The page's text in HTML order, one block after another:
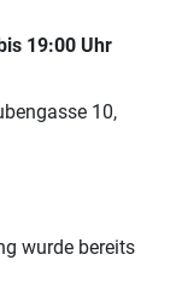
19:00 Uhr
10,
wurde bereits